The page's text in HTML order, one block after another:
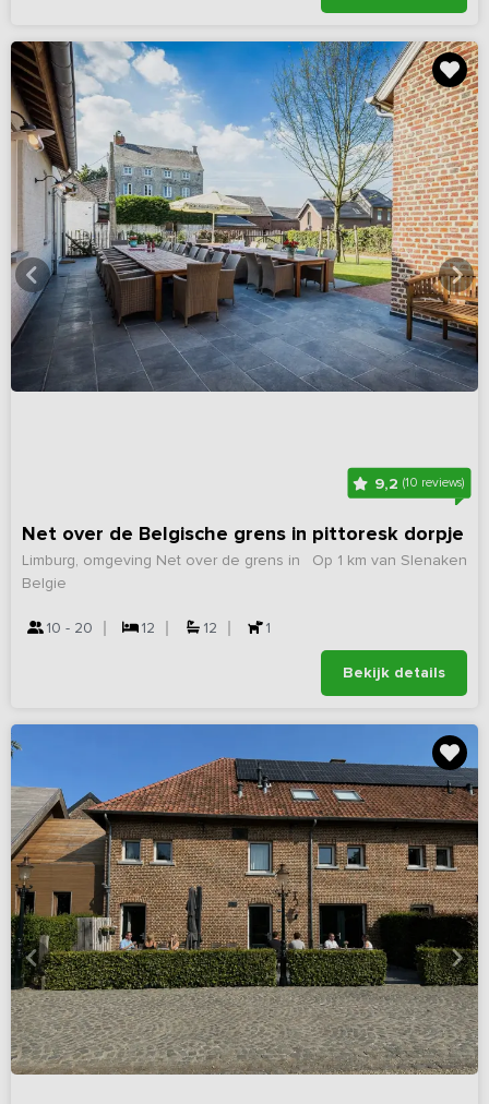
9,2(10 reviews)
Net over de Belgische grens in pittoresk dorpje
Op 1 km van Slenaken
Limburg, omgeving Net over de grens in
Belgie
10 - 20 12 12 1
Bekijk details